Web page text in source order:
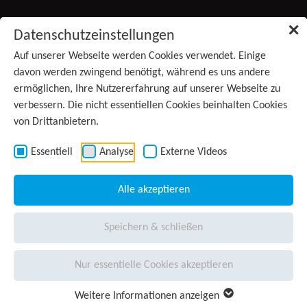
✕
Datenschutzeinstellungen
Auf unserer Webseite werden Cookies verwendet. Einige
davon werden zwingend benötigt, während es uns andere
ermöglichen, Ihre Nutzererfahrung auf unserer Webseite zu
verbessern. Die nicht essentiellen Cookies beinhalten Cookies
von Drittanbietern.
Essentiell Analyse Externe Videos
Alle akzeptieren
Speichern & schließen
Nur essentielle Cookies akzeptieren
Weitere Informationen anzeigen
Produkte
(aktiv)
Services
Unternehmen
Presse
Karriere